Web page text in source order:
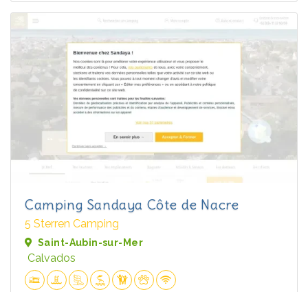
Camping Sandaya Côte de Nacre
5 Sterren Camping
Saint-Aubin-sur-Mer
Calvados